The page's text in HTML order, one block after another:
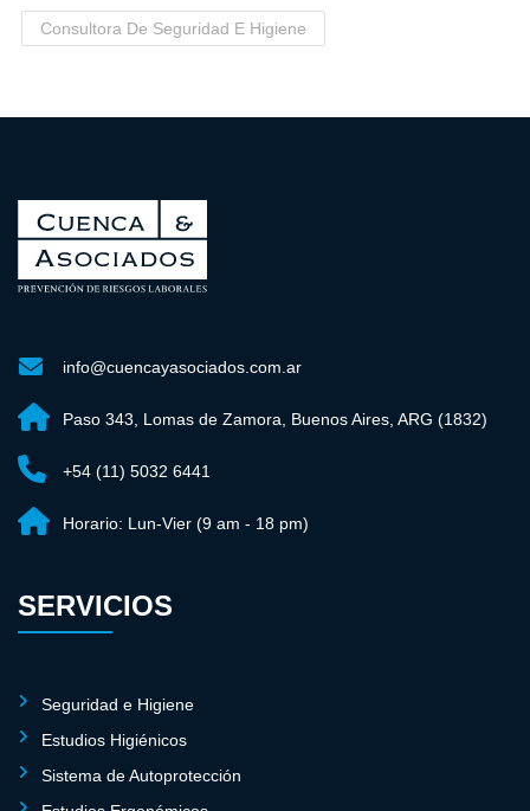
Consultora De Seguridad E Higiene
info@cuencayasociados.com.ar
Paso 343, Lomas de Zamora, Buenos Aires, ARG (1832)
+54 (11) 5032 6441
Horario: Lun-Vier (9 am - 18 pm)
SERVICIOS
Seguridad e Higiene
Estudios Higiénicos
Sistema de Autoprotección